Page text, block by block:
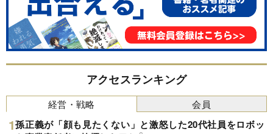
アクセスランキング
経営・戦略
孫正義が「顔も見たくない」と激怒した20代社員をロボッ
会員